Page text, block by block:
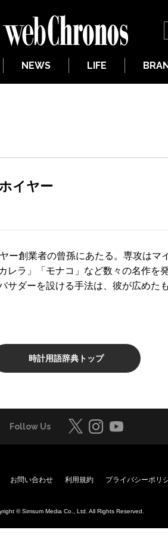
NEWS LIFE
イヤー
ー創業者の曾孫にあたる。専攻は
ラ」「モナコ」など数々の名作を
サダーを設ける手法は、彼が広めた
時計用語辞典トップ
Follow Us
お問い合わせ 利用規約 プライバシーポリ
© Simsum Media Co., Ltd. All Rights Reserved.